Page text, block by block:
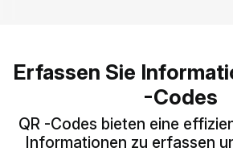
Erfassen Sie
-Codes
QR -Codes bieten eine
Informationen zu erfassen